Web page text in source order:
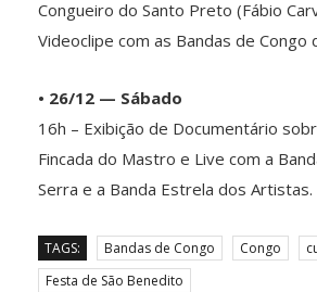
Congueiro do Santo Preto (Fábio
Videoclipe com as Bandas de Congo
• 26/12 — Sábado
16h – Exibição de Documentário
Fincada do Mastro e Live com a
Serra e a Banda Estrela dos Artistas.
TAGS: Bandas de Congo Congo
Festa de São Benedito